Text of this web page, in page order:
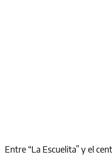
Entre “La Escuelita” y el